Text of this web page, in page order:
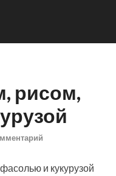
рисом,
и кукурузой